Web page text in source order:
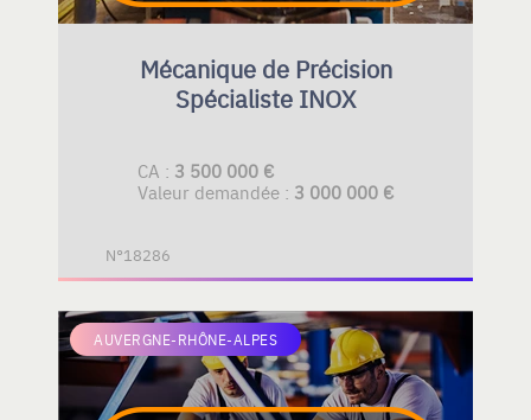
Mécanique de Précision
Spécialiste INOX
CA : 3 500 000 €
Valeur demandée : 3 000 000 €
N°18286
AUVERGNE-RHÔNE-ALPES